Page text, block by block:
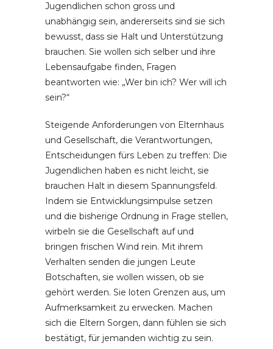
Jugendlichen schon gross und
unabhängig sein, andererseits sind sie sich
bewusst, dass sie Halt und Unterstützung
brauchen. Sie wollen sich selber und ihre
Lebensaufgabe finden, Fragen
beantworten wie: „Wer bin ich? Wer will ich
sein?“
Steigende Anforderungen von Elternhaus
und Gesellschaft, die Verantwortungen,
Entscheidungen fürs Leben zu treffen: Die
Jugendlichen haben es nicht leicht, sie
brauchen Halt in diesem Spannungsfeld.
Indem sie Entwicklungsimpulse setzen
und die bisherige Ordnung in Frage stellen,
wirbeln sie die Gesellschaft auf und
bringen frischen Wind rein. Mit ihrem
Verhalten senden die jungen Leute
Botschaften, sie wollen wissen, ob sie
gehört werden. Sie loten Grenzen aus, um
Aufmerksamkeit zu erwecken. Machen
sich die Eltern Sorgen, dann fühlen sie sich
bestätigt, für jemanden wichtig zu sein.